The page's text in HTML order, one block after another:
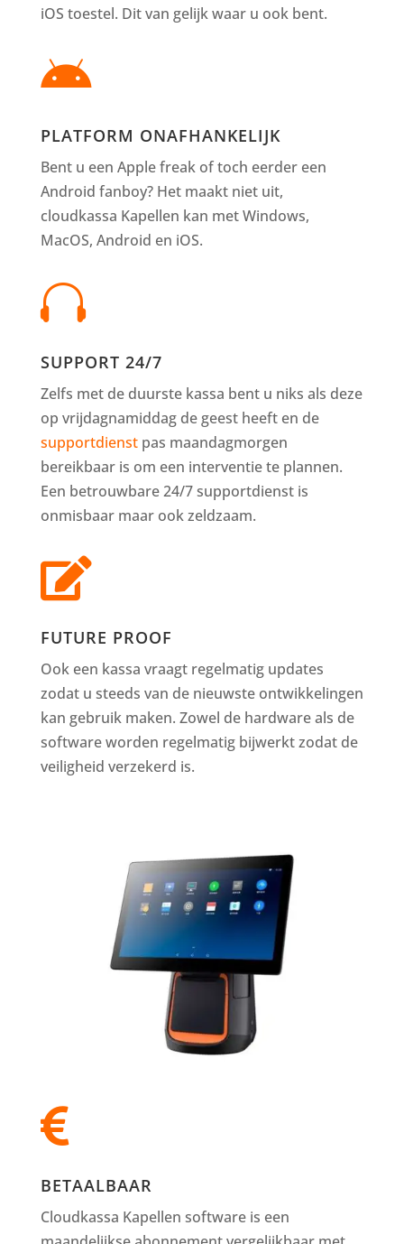
iOS toestel. Dit van gelijk waar u ook bent.

PLATFORM ONAFHANKELIJK
Bent u een Apple freak of toch eerder een
Android fanboy? Het maakt niet uit,
cloudkassa Kapellen kan met Windows,
MacOS, Android en iOS.

SUPPORT 24/7
Zelfs met de duurste kassa bent u niks als deze
op vrijdagnamiddag de geest heeft en de
supportdienstpas maandagmorgen
bereikbaar is om een interventie te plannen.
Een betrouwbare 24/7 supportdienst is
onmisbaar maar ook zeldzaam.

FUTURE PROOF
Ook een kassa vraagt regelmatig updates
zodat u steeds van de nieuwste ontwikkelingen
kan gebruik maken. Zowel de hardware als de
software worden regelmatig bijwerkt zodat de
veiligheid verzekerd is.

BETAALBAAR
Cloudkassa Kapellen software is een